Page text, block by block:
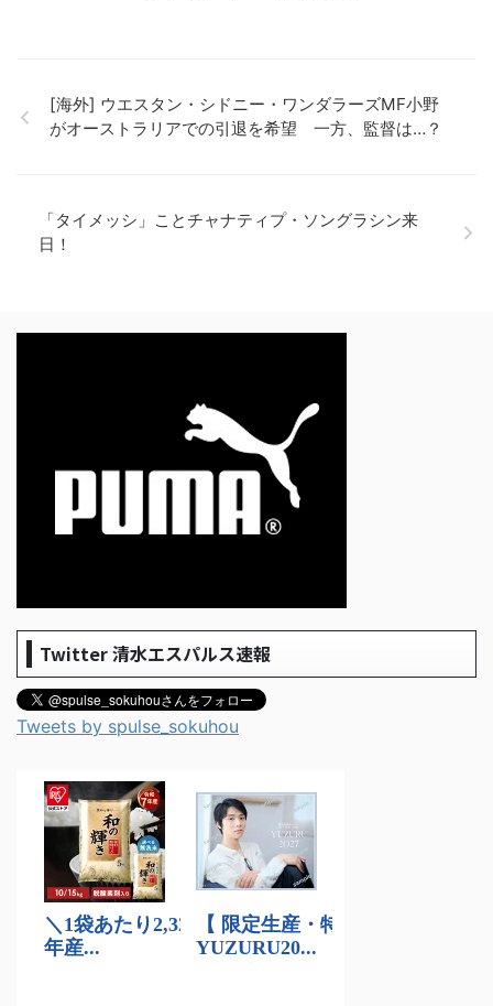
[海外] ウエスタン・シドニー・ワンダラーズMF小野
がオーストラリアでの引退を希望 一方、監督は…？
「タイメッシ」ことチャナティプ・ソングラシン来
日！
Twitter 清水エスパルス速報
Tweets by spulse_sokuhou